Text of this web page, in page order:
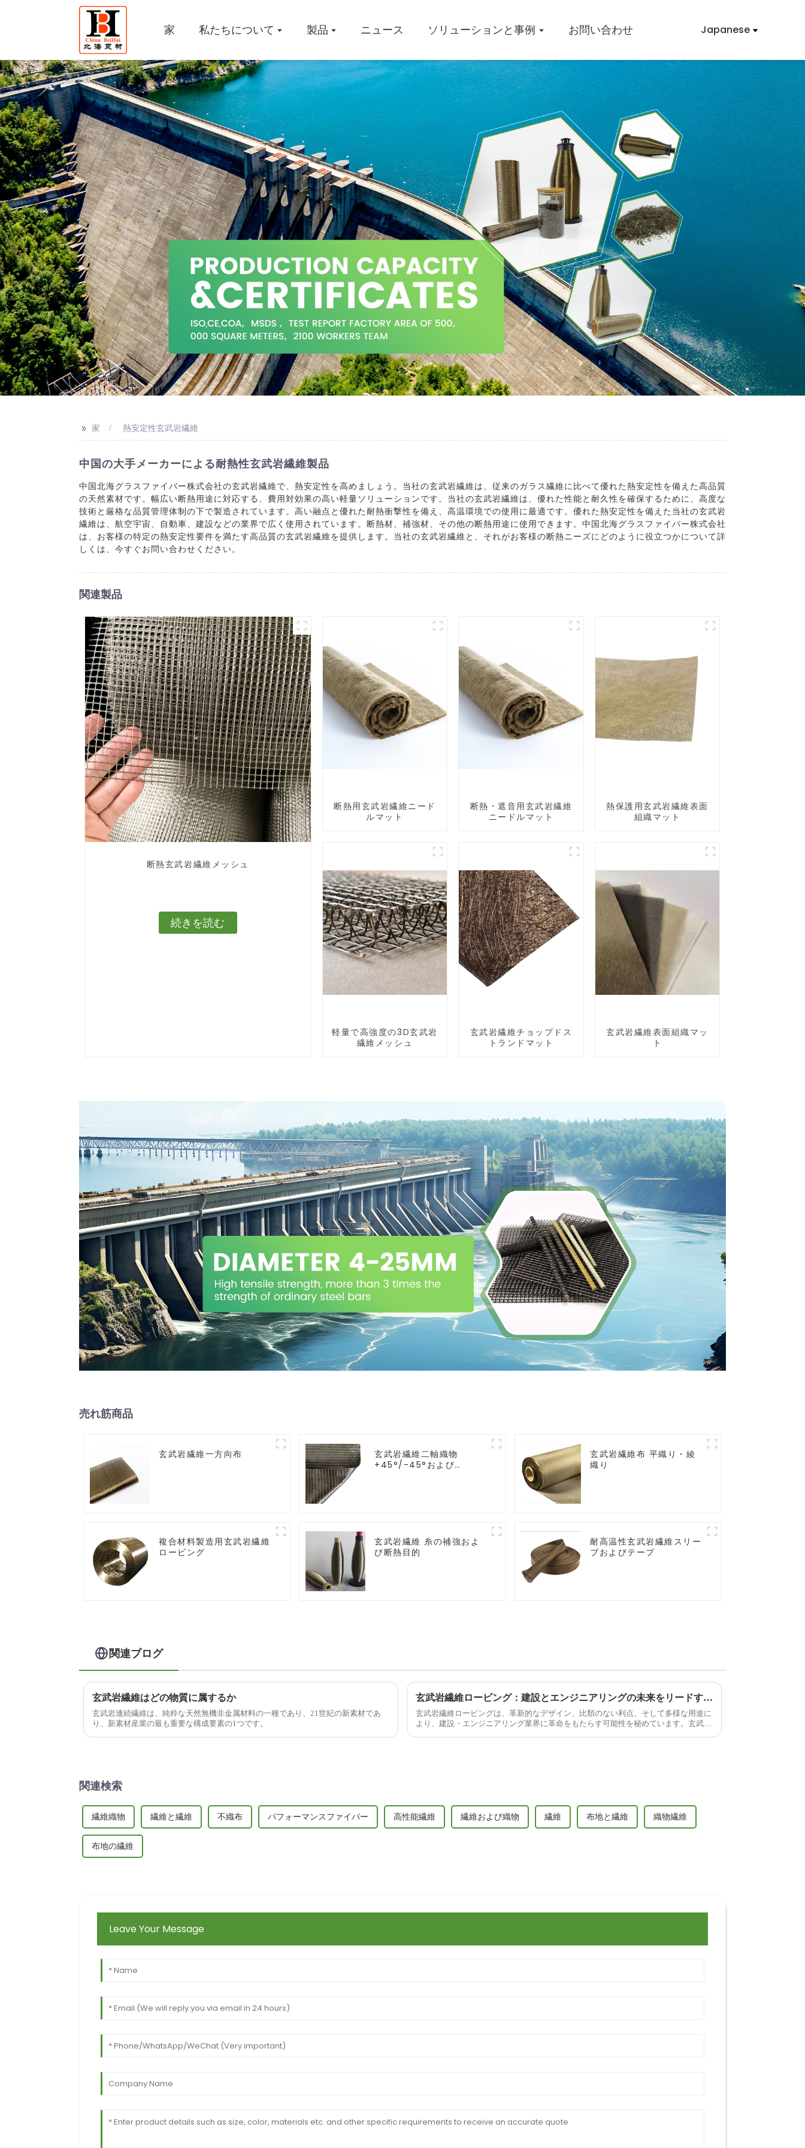
家 私たちについて 製品 ニュース ソリューションと事例 お問い合わせ Japanese
ワークショップ
証明書
玄武岩繊維マット
玄武岩繊維ロービング
玄武岩繊維チョップドストランド
事例
>> 家 熱安定性玄武岩繊維
中国の大手メーカーによる耐熱性玄武岩繊維製品
中国北海グラスファイバー株式会社の玄武岩繊維で、熱安定性を高めましょう。当社の玄武岩繊維は、従来のガラス繊維に比べて優れた熱安定性を備えた高品質
の天然素材です。幅広い断熱用途に対応する、費用対効果の高い軽量ソリューションです。当社の玄武岩繊維は、優れた性能と耐久性を確保するために、高度な
技術と厳格な品質管理体制の下で製造されています。高い融点と優れた耐熱衝撃性を備え、高温環境での使用に最適です。優れた熱安定性を備えた当社の玄武岩
繊維は、航空宇宙、自動車、建設などの業界で広く使用されています。断熱材、補強材、その他の断熱用途に使用できます。中国北海グラスファイバー株式会社
は、お客様の特定の熱安定性要件を満たす高品質の玄武岩繊維を提供します。当社の玄武岩繊維と、それがお客様の断熱ニーズにどのように役立つかについて詳
しくは、今すぐお問い合わせください。
関連製品
断熱玄武岩繊維メッシュ
続きを読む
断熱用玄武岩繊維ニード
ルマット
断熱・遮音用玄武岩繊維
ニードルマット
熱保護用玄武岩繊維表面
組織マット
軽量で高強度の3D玄武岩
繊維メッシュ
玄武岩繊維チョップドス
トランドマット
玄武岩繊維表面組織マッ
ト
売れ筋商品
玄武岩繊維一方向布
玄武岩繊維二軸織物
+45°/-45°および
玄武岩繊維布 平織り・綾
織り
複合材料製造用玄武岩繊維
ロービング
玄武岩繊維 糸の補強およ
び断熱目的
耐高温性玄武岩繊維スリー
ブおよびテープ
関連ブログ
玄武岩繊維はどの物質に属するか
玄武岩連続繊維は、純粋な天然無機非金属材料の一種であり、21世紀の新素材であ
り、新素材産業の最も重要な構成要素の1つです。
玄武岩繊維ロービング：建設とエンジニアリングの未来をリードする革新的な素材
玄武岩繊維ロービングは、革新的なデザイン、比類のない利点、そして多様な用途に
より、建設・エンジニアリング業界に革命をもたらす可能性を秘めています。玄武岩
関連検索
繊維織物 繊維と繊維 不織布 パフォーマンスファイバー 高性能繊維 繊維および織物 繊維 布地と繊維 織物繊維
布地の繊維
Leave Your Message